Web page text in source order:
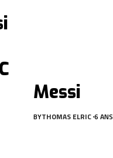
Messi
BYTHOMAS ELRIC 6